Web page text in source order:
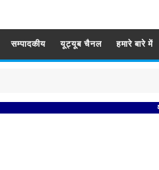
सम्पादकीय यूट्यूब चैनल हमारे बारे में
प्रबिसि